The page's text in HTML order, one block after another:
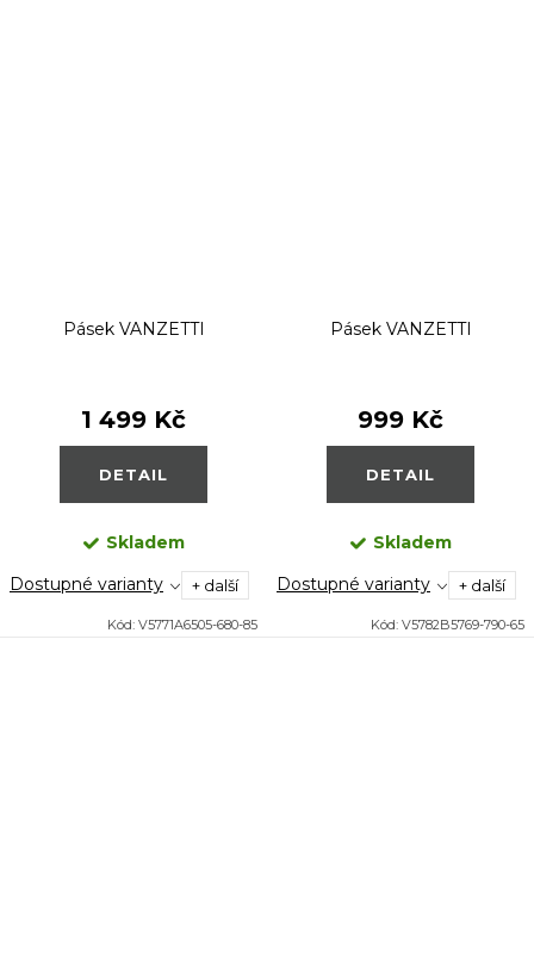
Pásek VANZETTI
1 499 Kč
DETAIL
Skladem
Dostupné varianty
+ další
Kód: V5771A6505-680-85
Pásek VANZETTI
999 Kč
DETAIL
Skladem
Dostupné varianty
+ další
Kód: V5782B5769-790-65